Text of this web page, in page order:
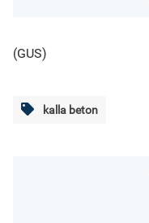
(GUS)
kalla beton